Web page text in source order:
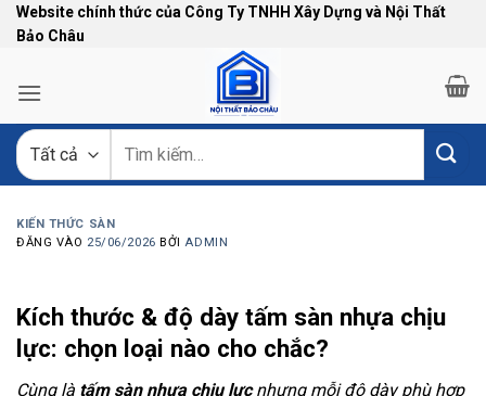
Bỏ
qua
dung
Website chính thức của Công Ty TNHH Xây Dựng và Nội Thất
Bảo Châu
kiếm:
KIẾN THỨC SÀN
ĐĂNG VÀO 25/06/2026 BỞIADMIN
Kích thước & độ dày tấm sàn nhựa chịu
lực: chọn loại nào cho chắc?
Cùng là tấm sàn nhựa chịu lựcnhưng mỗi độ dày phù hợp